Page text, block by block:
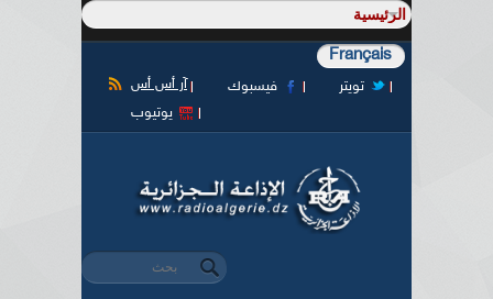
Français
آر أس أس فيسبوك
تويتر
يوتيوب
استمارة البحث
‏بحث ‏